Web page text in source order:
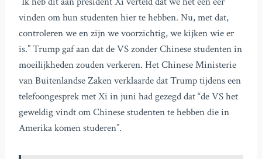
vinden om hun studenten hier te hebben. Nu, met dat,
controleren we en zijn we voorzichtig, we kijken wie er
is.” Trump gaf aan dat de VS zonder Chinese studenten in
moeilijkheden zouden verkeren. Het Chinese Ministerie
van Buitenlandse Zaken verklaarde dat Trump tijdens een
telefoongesprek met Xi in juni had gezegd dat “de VS het
geweldig vindt om Chinese studenten te hebben die in
Amerika komen studeren”.